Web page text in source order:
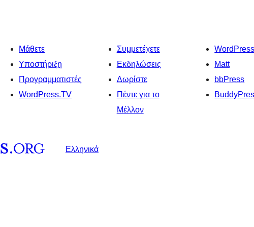
Μάθετε
Υποστήριξη
Προγραμματιστές
WordPress.TV
Συμμετέχετε
Εκδηλώσεις
Δωρίστε
Πέντε για το
Μέλλον
Matt
bbPress
Ελληνικά